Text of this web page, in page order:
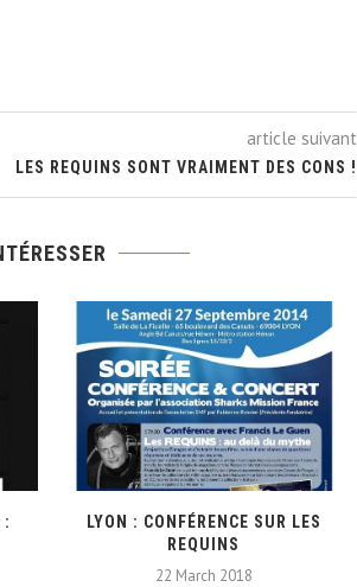
article suivant
LES REQUINS SONT VRAIMENT DES CONS !
:
LYON : CONFÉRENCE SUR LES
REQUINS
22 March 2018